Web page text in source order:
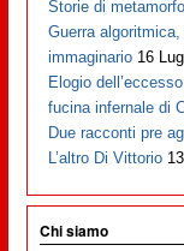
Storie di
Guerra
immaginario 16
Elogio
fucina infernale di
Due racconti pre
L’altro Di Vittorio
Chi siamo